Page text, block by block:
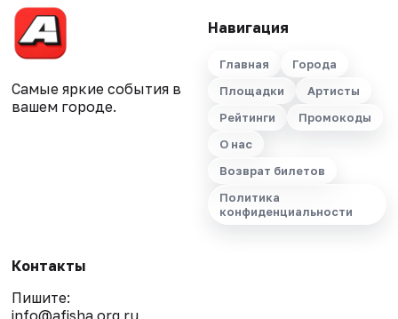
Самые яркие события в
вашем городе.
Навигация
Главная
Города
Площадки
Артисты
Рейтинги
Промокоды
О нас
Возврат билетов
Политика
конфиденциальности
Контакты
Пишите: